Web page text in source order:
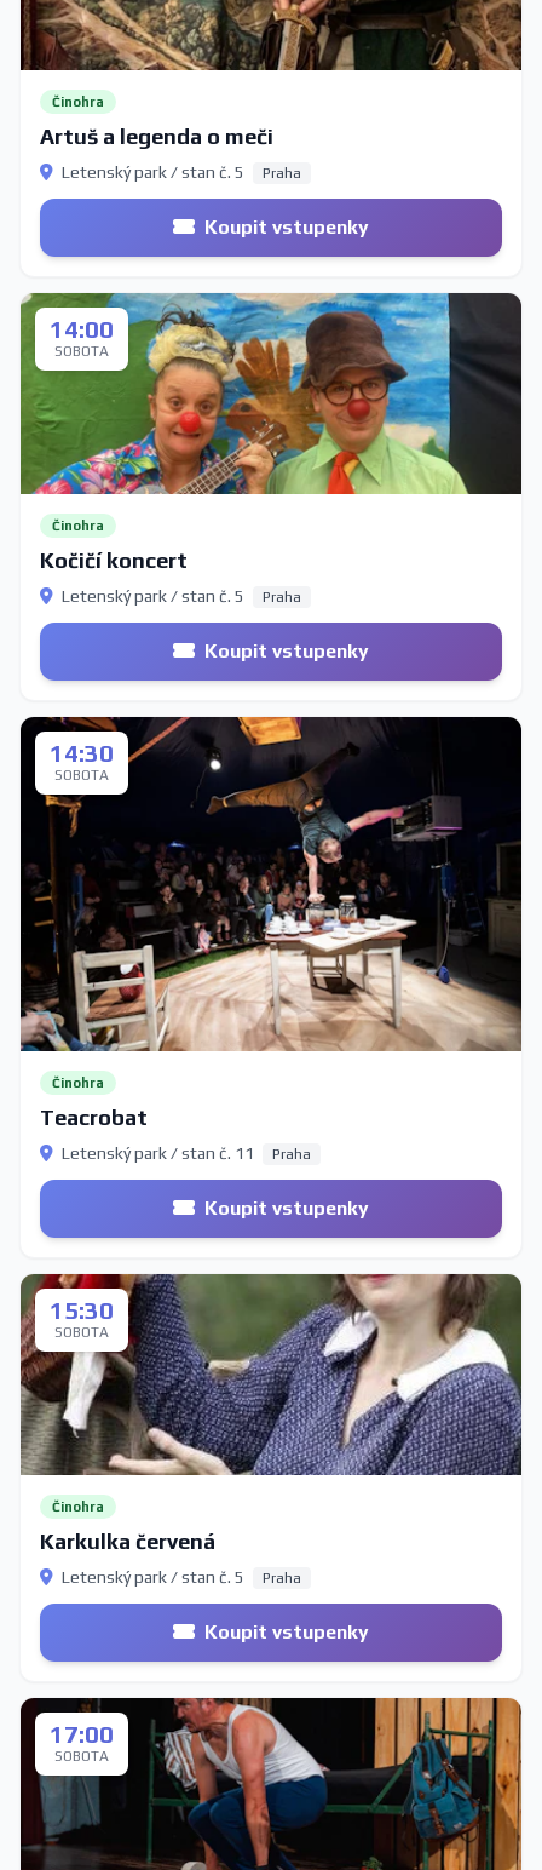
Činohra
Artuš a legenda o meči
Letenský park / stan č. 5 Praha
Koupit vstupenky
14:00
SOBOTA
Činohra
Kočičí koncert
Letenský park / stan č. 5 Praha
Koupit vstupenky
14:30
SOBOTA
Činohra
Teacrobat
Letenský park / stan č. 11 Praha
Koupit vstupenky
15:30
SOBOTA
Činohra
Karkulka červená
Letenský park / stan č. 5 Praha
Koupit vstupenky
17:00
SOBOTA